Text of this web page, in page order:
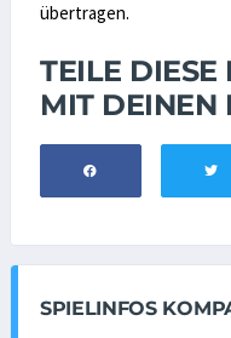
übertragen.
TEILE DIESE
MIT DEINEN
SPIELINFOS